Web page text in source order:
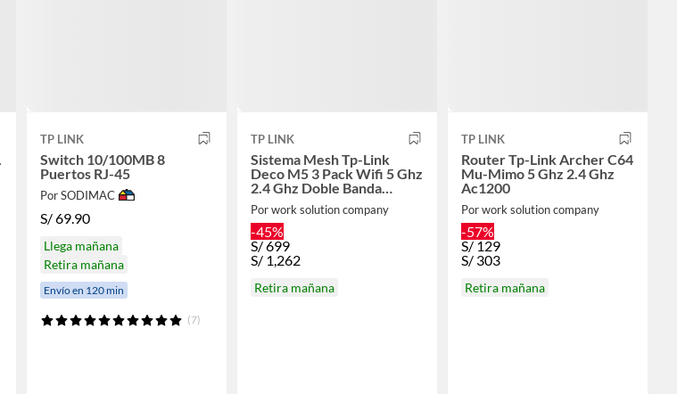
TP LINK
Switch 10/100MB 8
Puertos RJ-45
Por SODIMAC
S/69.90
Llega mañana
Retira mañana
Envío en 120 min
(7)
TP LINK
Sistema Mesh Tp-Link
Deco M5 3 Pack Wifi 5 Ghz
2.4 Ghz Doble Banda
Ac1300
Por work solution company
-45%
S/699
S/ 1,262
Retira mañana
TP LINK
Router Tp-Link Archer C64
Mu-Mimo 5 Ghz 2.4 Ghz
Ac1200
Por work solution company
-57%
S/129
S/ 303
Retira mañana